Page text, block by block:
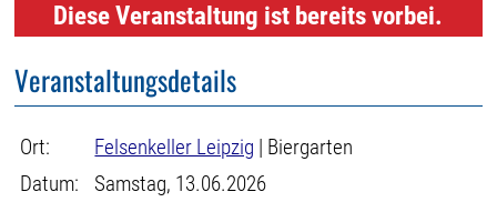
Diese Veranstaltung ist bereits vorbei.
Veranstaltungsdetails
Ort: Felsenkeller Leipzig | Biergarten
Datum:
Samstag, 13.06.2026